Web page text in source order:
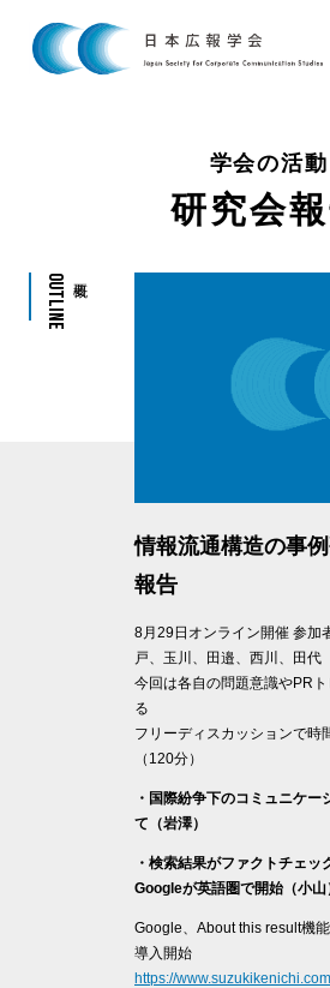
学会の活動
研究会
Outline
情報流通構造の事
報告
8月29日オンライン開催 参加
戸、玉川、田邉、西川、田代
今回は各自の問題意識やPR
る
フリーディスカッションで時
（120分）
・国際紛争下のコミュニケ
て（岩澤）
・検索結果がファクトチェッ
Googleが英語圏で開始（小山
Google、About this result機
導入開始
https://